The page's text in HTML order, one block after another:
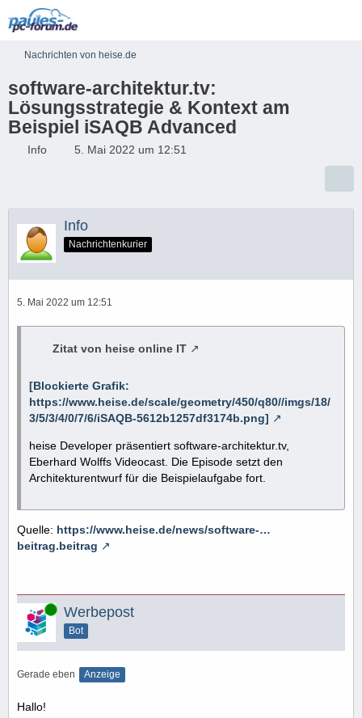
Nachrichten von heise.de
software-architektur.tv:
Lösungsstrategie & Kontext am
Beispiel iSAQB Advanced
Info 5. Mai 2022 um 12:51
Info
Nachrichtenkurier
5. Mai 2022 um 12:51
Zitat von heise online IT
[Blockierte Grafik:
https://www.heise.de/scale/geometry/450/q80//imgs/18/
3/5/3/4/0/7/6/iSAQB-5612b1257df3174b.png]
heise Developer präsentiert software-architektur.tv,
Eberhard Wolffs Videocast. Die Episode setzt den
Architekturentwurf für die Beispielaufgabe fort.
Quelle: https://www.heise.de/news/software-…
beitrag.beitrag
Online Werbepost
Bot
Gerade eben Anzeige
Hallo!